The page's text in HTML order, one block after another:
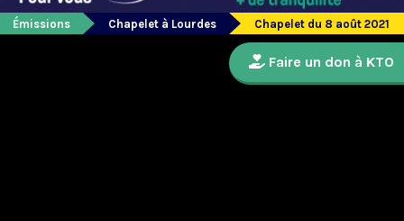
Émissions Chapelet à Lourdes Chapelet du 8 août 2021
Faire un don à KTO